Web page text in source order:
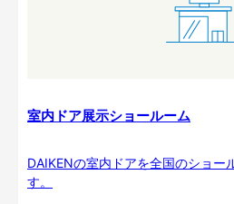
室内ドア展示ショールーム
DAIKENの室内ドアを全国のショー
す。